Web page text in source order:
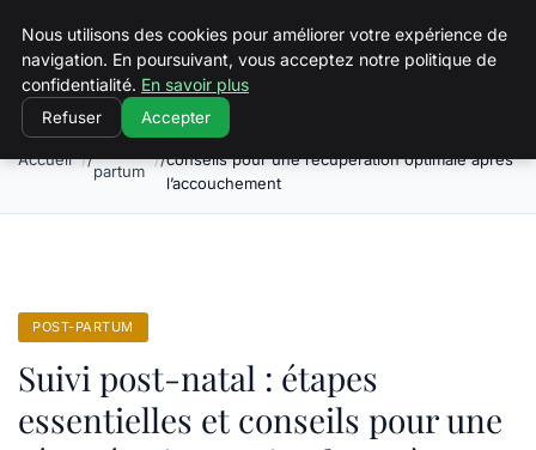
Squeakyswing.com
Accueil
partum
Suivi post-natal : étapes essentielles et
conseils pour une récupération optimale après
l’accouchement
POST-PARTUM
Suivi post-natal : étapes
essentielles et conseils pour une
Nous utilisons des cookies pour améliorer votre expérience de
navigation. En poursuivant, vous acceptez notre politique de
confidentialité. En savoir plus
Refuser Accepter